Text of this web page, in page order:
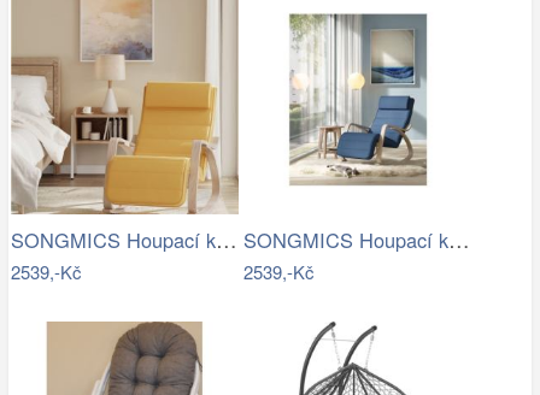
SONGMICS Houpací křeslo polstrované…
2539,-Kč
SONGMICS Houpací křeslo polstrované…
2539,-Kč